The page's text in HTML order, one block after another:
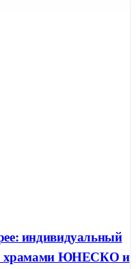
индивидуальный
с храмами ЮНЕСКО и